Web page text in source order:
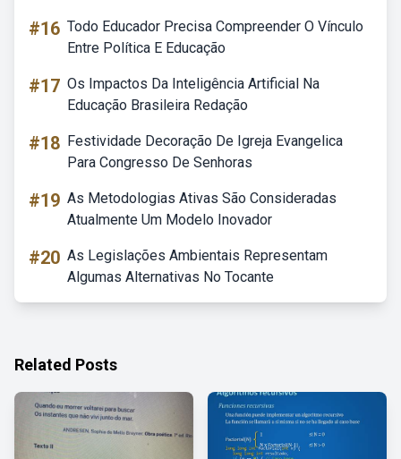
#16 Todo Educador Precisa Compreender O Vínculo
Entre Política E Educação
#17 Os Impactos Da Inteligência Artificial Na
Educação Brasileira Redação
#18 Festividade Decoração De Igreja Evangelica
Para Congresso De Senhoras
#19 As Metodologias Ativas São Consideradas
Atualmente Um Modelo Inovador
#20 As Legislações Ambientais Representam
Algumas Alternativas No Tocante
Related Posts